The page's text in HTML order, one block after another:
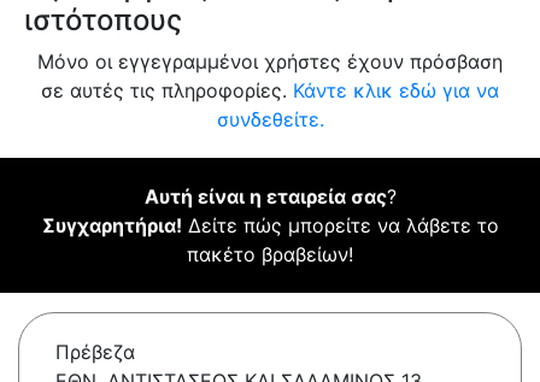
ιστότοπους
Μόνο οι εγγεγραμμένοι χρήστες έχουν πρόσβαση
σε αυτές τις πληροφορίες. Κάντε κλικ εδώ για να
συνδεθείτε.
Αυτή είναι η εταιρεία σας?
Συγχαρητήρια! Δείτε πώς μπορείτε να λάβετε το
πακέτο βραβείων!
Πρέβεζα